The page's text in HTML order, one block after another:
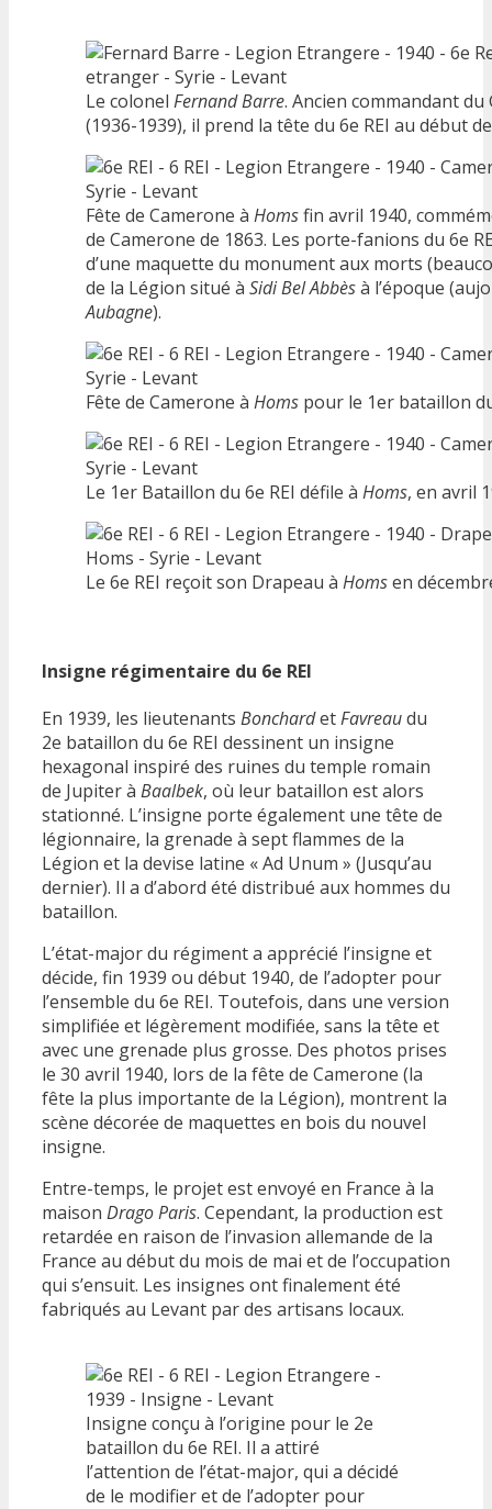
Le colonel Fernand Barre. Ancien commandant du
(1936-1939), il prend la tête du 6e REI au début
Fête de Camerone à Homsfin avril 1940,
de Camerone de 1863. Les porte-fanions du 6e
d’une maquette du monument aux morts
de la Légion situé à Sidi Bel Abbèsà l’époque
Aubagne).
Fête de Camerone à Homs pour le 1er bataillon
Le 1er Bataillon du 6e REI défile à Homs, en avril
Le 6e REI reçoit son Drapeau à Homsen
Insigne régimentaire du 6e REI
En 1939, les lieutenants BonchardetFavreaudu
2e bataillon du 6e REI dessinent un insigne
hexagonal inspiré des ruines du temple romain
de Jupiter à Baalbek, où leur bataillon est alors
stationné. L’insigne porte également une tête de
légionnaire, la grenade à sept flammes de la
Légion et la devise latine « Ad Unum » (Jusqu’au
dernier). Il a d’abord été distribué aux hommes du
bataillon.
L’état-major du régiment a apprécié l’insigne et
décide, fin 1939 ou début 1940, de l’adopter pour
l’ensemble du 6e REI. Toutefois, dans une version
simplifiée et légèrement modifiée, sans la tête et
avec une grenade plus grosse. Des photos prises
le 30 avril 1940, lors de la fête de Camerone (la
fête la plus importante de la Légion), montrent la
scène décorée de maquettes en bois du nouvel
insigne.
Entre-temps, le projet est envoyé en France à la
maison Drago Paris. Cependant, la production est
retardée en raison de l’invasion allemande de la
France au début du mois de mai et de l’occupation
qui s’ensuit. Les insignes ont finalement été
fabriqués au Levant par des artisans locaux.
Insigne conçu à l’origine pour le 2e
bataillon du 6e REI. Il a attiré
l’attention de l’état-major, qui a décidé
de le modifier et de l’adopter pour